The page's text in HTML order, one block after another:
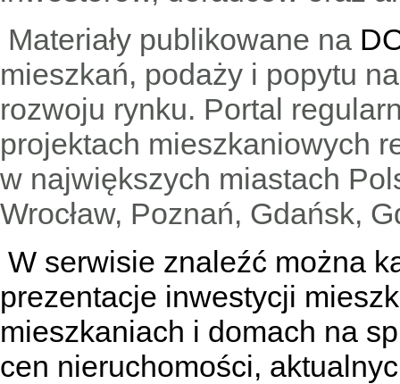
Materiały publikowane na
mieszkań, podaży i popytu
rozwoju rynku. Portal
projektach mieszkaniowych
w największych miastach
Wrocław, Poznań, Gdańsk,
W serwisie znaleźć można
prezentacje inwestycji
mieszkaniach i domach na
cen nieruchomości,